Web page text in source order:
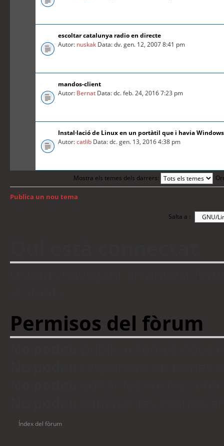
escoltar catalunya radio en directe
Autor: nuskak Data: dv. gen. 12, 2007 8:41 pm
mandos-client
Autor: Bernat Data: dc. feb. 24, 2016 7:23 pm
Instal·lació de Linux en un portàtil que i havia
Autor:catlib Data: dc. gen. 13, 2016 4:38 pm
Mostra els temes dels darrers:
Publica un nou tema
Salta a :
Permisos del fòrum
Índex del fòrum